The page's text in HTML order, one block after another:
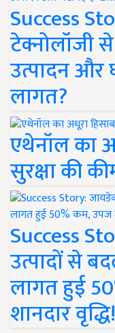
Success
टेक्नोलॉजी
उत्पादन और
लागत?
एथेनॉल का
सुरक्षा की
Success
उत्पादों से
लागत हुई
शानदार वृद्धि!